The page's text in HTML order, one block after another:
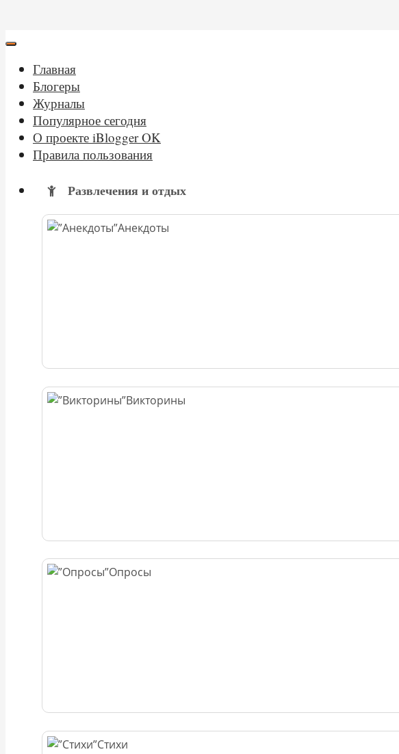
Главная
Блогеры
Журналы
Популярное сегодня
О проекте iBlogger OK
Правила пользования
Развлечения и отдых
Анекдоты
Викторины
Опросы
Стихи